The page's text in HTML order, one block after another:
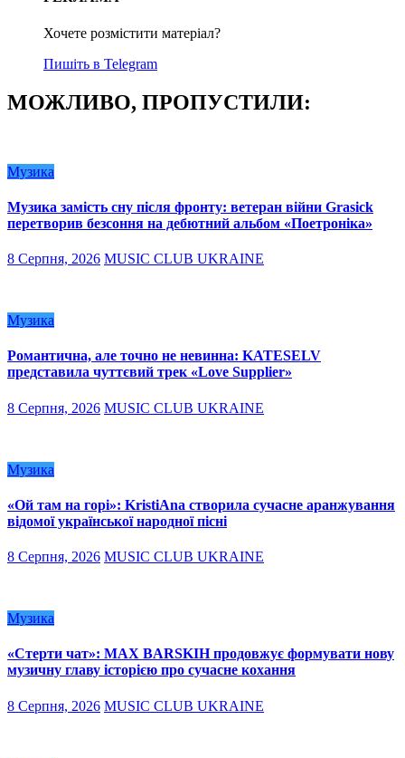
Хочете розмістити матеріал?
Пишіть в Telegram
МОЖЛИВО, ПРОПУСТИЛИ:
Музика
Музика замість сну після фронту: ветеран війни Grasick
перетворив безсоння на дебютний альбом «Поетроніка»
8 Серпня, 2026 MUSIC CLUB UKRAINE
Музика
Романтична, але точно не невинна: KATESELV
представила чуттєвий трек «Love Supplier»
8 Серпня, 2026 MUSIC CLUB UKRAINE
Музика
«Ой там на горі»: KristiAna створила сучасне аранжування
відомої української народної пісні
8 Серпня, 2026 MUSIC CLUB UKRAINE
Музика
«Стерти чат»: MAX BARSKIH продовжує формувати нову
музичну главу історією про сучасне кохання
8 Серпня, 2026 MUSIC CLUB UKRAINE